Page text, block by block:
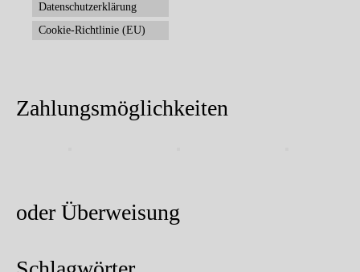
Datenschutzerklärung
Cookie-Richtlinie (EU)
Zahlungsmöglichkeiten
oder Überweisung